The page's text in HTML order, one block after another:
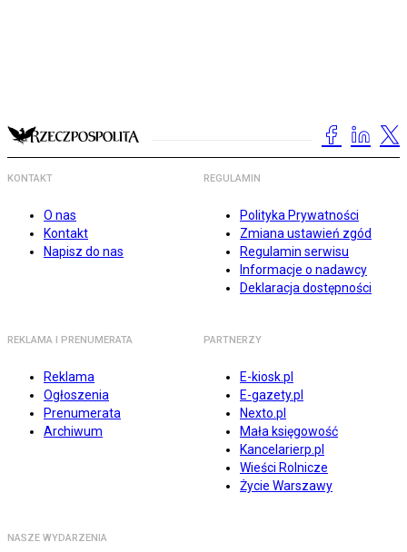
KONTAKT
O nas
Kontakt
Napisz do nas
REGULAMIN
Polityka Prywatności
Zmiana ustawień zgód
Regulamin serwisu
Informacje o nadawcy
Deklaracja dostępności
REKLAMA I PRENUMERATA
Reklama
Ogłoszenia
Prenumerata
Archiwum
PARTNERZY
E-kiosk.pl
E-gazety.pl
Nexto.pl
Mała księgowość
Kancelarierp.pl
Wieści Rolnicze
Życie Warszawy
NASZE WYDARZENIA